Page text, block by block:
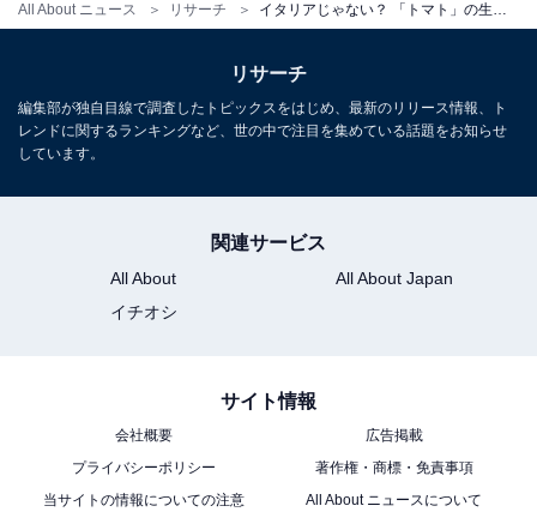
All About ニュース リサーチ イタリアじゃない？ 「トマト」の生産量が多い国ランキング！ 2位は「インド」、1位は？
リサーチ
編集部が独自目線で調査したトピックスをはじめ、最新のリリース情報、ト
レンドに関するランキングなど、世の中で注目を集めている話題をお知らせ
しています。
関連サービス
All About
All About Japan
イチオシ
サイト情報
会社概要
広告掲載
プライバシーポリシー
著作権・商標・免責事項
当サイトの情報についての注意
All About ニュースについて